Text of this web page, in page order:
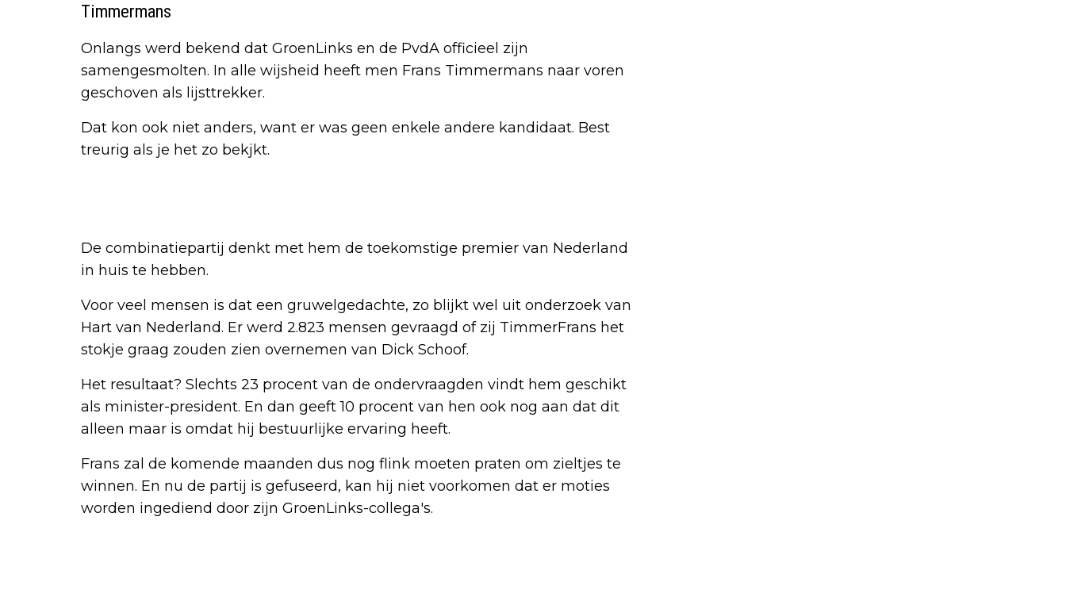
Timmermans
Onlangs werd bekend dat GroenLinks en de PvdA officieel zijn
samengesmolten. In alle wijsheid heeft men Frans Timmermans naar voren
geschoven als lijsttrekker.
Dat kon ook niet anders, want er was geen enkele andere kandidaat. Best
treurig als je het zo bekjkt.
De combinatiepartij denkt met hem de toekomstige premier van Nederland
in huis te hebben.
Voor veel mensen is dat een gruwelgedachte, zo blijkt wel uit onderzoek van
Hart van Nederland. Er werd 2.823 mensen gevraagd of zij TimmerFrans het
stokje graag zouden zien overnemen van Dick Schoof.
Het resultaat? Slechts 23 procent van de ondervraagden vindt hem geschikt
als minister-president. En dan geeft 10 procent van hen ook nog aan dat dit
alleen maar is omdat hij bestuurlijke ervaring heeft.
Frans zal de komende maanden dus nog flink moeten praten om zieltjes te
winnen. En nu de partij is gefuseerd, kan hij niet voorkomen dat er moties
worden ingediend door zijn GroenLinks-collega's.